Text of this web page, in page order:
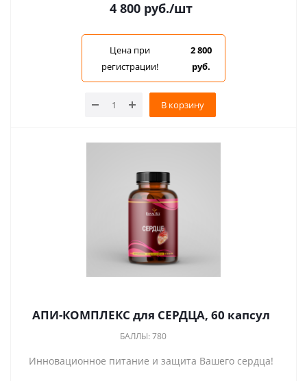
4 800 руб./шт
Цена при
регистрации!
2 800
руб.
В корзину
АПИ-КОМПЛЕКС для СЕРДЦА, 60 капсул
БАЛЛЫ: 780
Инновационное питание и защита Вашего сердца!